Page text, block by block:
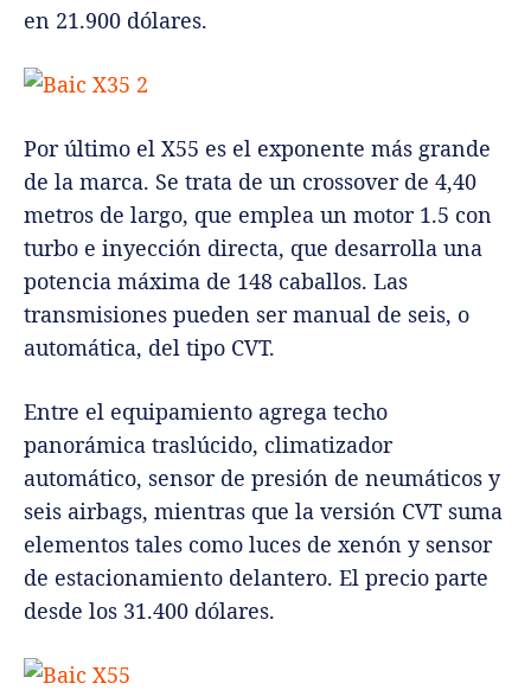
en 21.900 dólares.
Por último el X55 es el exponente más grande
de la marca. Se trata de un crossover de 4,40
metros de largo, que emplea un motor 1.5 con
turbo e inyección directa, que desarrolla una
potencia máxima de 148 caballos. Las
transmisiones pueden ser manual de seis, o
automática, del tipo CVT.
Entre el equipamiento agrega techo
panorámica traslúcido, climatizador
automático, sensor de presión de neumáticos y
seis airbags, mientras que la versión CVT suma
elementos tales como luces de xenón y sensor
de estacionamiento delantero. El precio parte
desde los 31.400 dólares.